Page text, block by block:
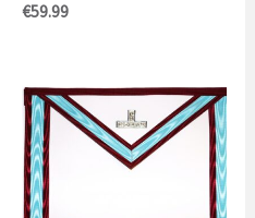
€59.99